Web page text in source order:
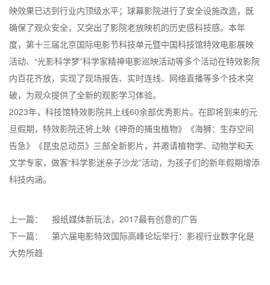
映效果已达到行业内顶级水平；球幕影院进行了安全设施改造，既
确保了观众安全，又突出了影院老放映机的历史感科技感。本年
度，第十三届北京国际电影节科技单元暨中国科技馆特效电影展映
活动、“光影科学梦”科学家精神电影巡映活动等多个活动在特效影院
内百花齐放，实现了现场报告、实时连线、网络直播等多个技术突
破，为观众提供了全新的观影学习体验。
2023年，科技馆特效影院共上线60余部优秀影片。在即将到来的元
旦假期，特效影院还将上映《神奇的捕虫植物》《海狮：生存空间
告急》《昆虫总动员》三部全新影片，并邀请植物学、动物学和天
文学专家，做客“科学影迷亲子沙龙”活动，为孩子们的新年假期增添
科技内涵。
上一篇：
报纸媒体新玩法，2017最有创意的广告
下一篇：
第六届电影特效国际高峰论坛举行：影视行业数字化是
大势所趋